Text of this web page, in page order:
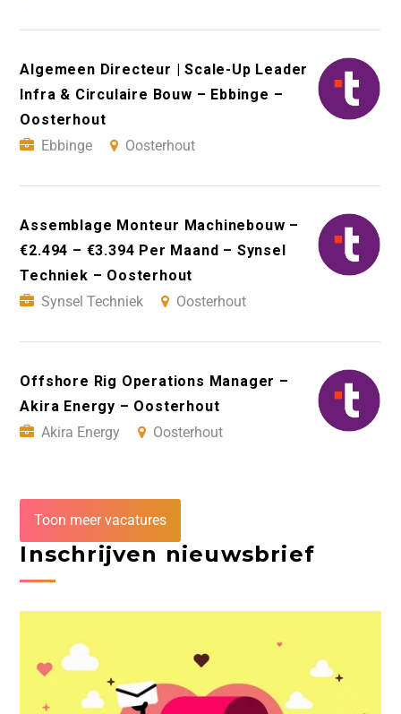
Algemeen Directeur | Scale-Up Leader
Infra & Circulaire Bouw – Ebbinge –
Oosterhout
Ebbinge
Oosterhout
Assemblage Monteur Machinebouw –
€2.494 – €3.394 Per Maand – Synsel
Techniek – Oosterhout
Synsel Techniek
Oosterhout
Offshore Rig Operations Manager –
Akira Energy – Oosterhout
Akira Energy
Oosterhout
Toon meer vacatures
Inschrijven nieuwsbrief